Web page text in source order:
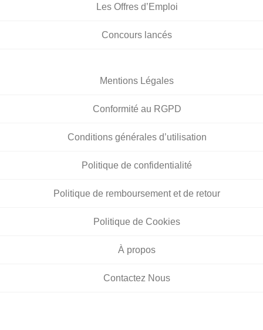
Les Offres d’Emploi
Concours lancés
Mentions Légales
Conformité au RGPD
Conditions générales d’utilisation
Politique de confidentialité
Politique de remboursement et de retour
Politique de Cookies
À propos
Contactez Nous